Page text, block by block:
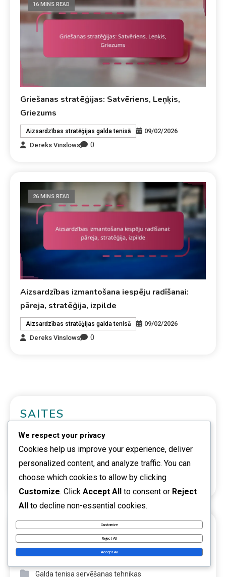
16 MINS READ
Griešanas stratēģijas: Satvēriens, Leņķis,
Griezums
Aizsardzības stratēģijas galda tenisā
09/02/2026
Dereks Vinslows
0
26 MINS READ
Aizsardzības izmantošana iespēju radīšanai:
pāreja, stratēģija, izpilde
Aizsardzības stratēģijas galda tenisā
09/02/2026
Dereks Vinslows
0
SAITES
Sazinieties
Pārlūkot
KATEGORIJAS
Aizsardzības stratēģijas galda tenisā
Galda tenisa servēšanas tehnikas
We respect your privacy
Cookies help us improve your experience, deliver
personalized content, and analyze traffic. You can
choose which cookies to allow by clicking
Customize. Click Accept All to consent or Reject
All to decline non-essential cookies.
Customize
Reject All
Accept All